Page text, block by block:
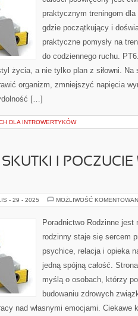
praktycznym treningom
gdzie początkujący i
praktyczne pomysły na
do codziennego ruchu.
życia, a nie tylko plan z siłowni. Na
organizm, zmniejszyć napięcia
[…]
DLA INTROWERTYKÓW
SKUTKI I
- 29 - 2025 MOŻLIWOŚĆ
Poradnictwo Rodzinne
rodzinny staje się sercem
psychice, relacja i opieka
jedną spójną całość.
myślą o osobach, którzy
budowaniu zdrowych
nad własnymi emocjami. Ciekawe